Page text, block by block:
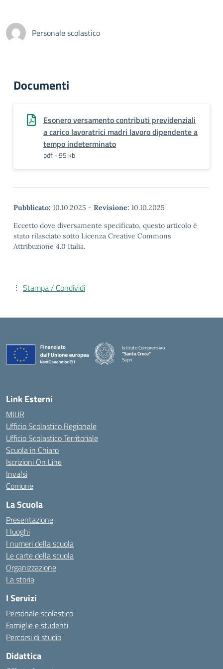
Personale scolastico
Documenti
Esonero versamento contributi previdenziali
a carico lavoratrici madri lavoro dipendente a
tempo indeterminato
pdf - 95 kb
Pubblicato: 10.10.2025 - Revisione: 10.10.2025
Eccetto dove diversamente specificato, questo articolo è
stato rilasciato sotto Licenza Creative Commons
Attribuzione 4.0 Italia.
Stampa / Condividi
Istituto Comprensivo
"Santa Croce"
Sapri
— Visita la pagina iniziale della scuola
Link Esterni
MIUR
Ufficio Scolastico Regionale
Ufficio Scolastico Territoriale
Scuola in Chiaro
Iscrizioni On Line
Invalsi
Comune
La Scuola
Presentazione
I luoghi
I numeri della scuola
Le carte della scuola
Organizzazione
La storia
I Servizi
Personale scolastico
Famiglie e studenti
Percorsi di studio
Didattica